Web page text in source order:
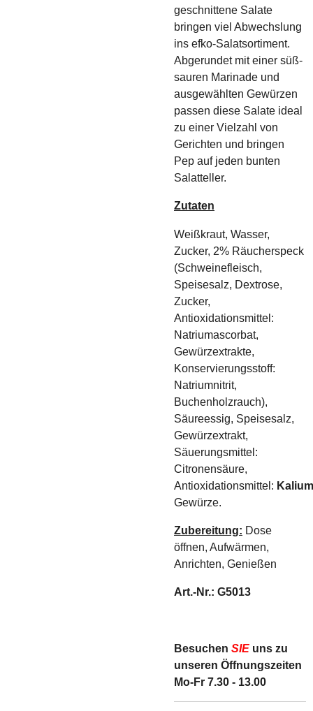
geschnittene Salate
bringen viel Abwechslung
ins efko-Salatsortiment.
Abgerundet mit einer süß-
sauren Marinade und
ausgewählten Gewürzen
passen diese Salate ideal
zu einer Vielzahl von
Gerichten und bringen
Pep auf jeden bunten
Salatteller.
Zutaten
Weißkraut, Wasser,
Zucker, 2% Räucherspeck
(Schweinefleisch,
Speisesalz, Dextrose,
Zucker,
Antioxidationsmittel:
Natriumascorbat,
Gewürzextrakte,
Konservierungsstoff:
Natriumnitrit,
Buchenholzrauch),
Säureessig, Speisesalz,
Gewürzextrakt,
Säuerungsmittel:
Citronensäure,
Antioxidationsmittel:
Gewürze.
Zubereitung: Dose
öffnen, Aufwärmen,
Anrichten, Genießen
Art.-Nr.: G5013
Besuchen SIE uns zu
unseren Öffnungszeiten
Mo-Fr 7.30 - 13.00